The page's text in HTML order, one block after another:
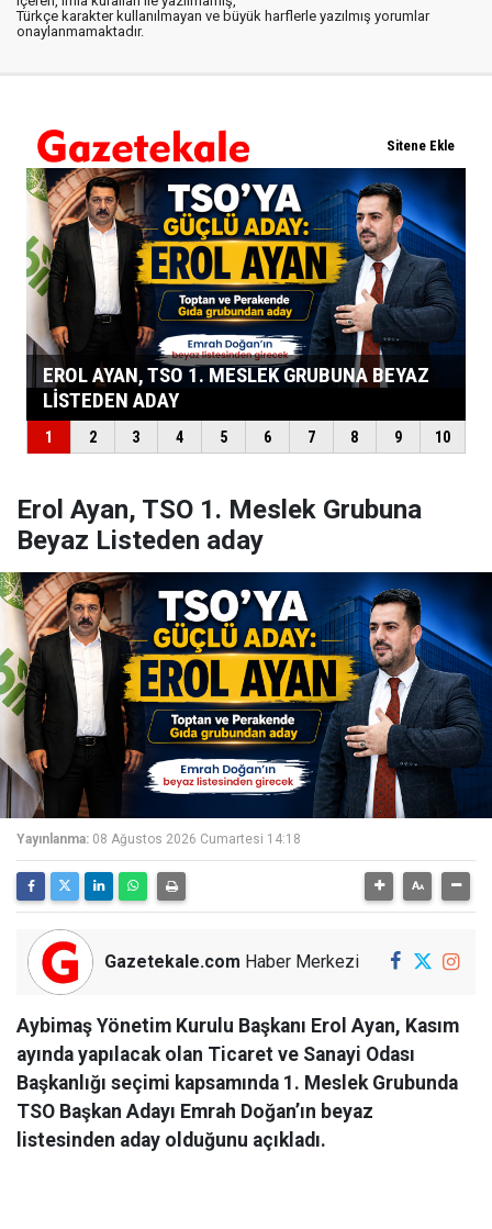
Türkçe karakter kullanılmayan ve büyük harflerle yazılmış yorumlar
onaylanmamaktadır.
Erol Ayan, TSO 1. Meslek Grubuna
Beyaz Listeden aday
Yayınlanma: 08 Ağustos 2026 Cumartesi 14:18
Gazetekale.com Haber Merkezi
Aybimaş Yönetim Kurulu Başkanı Erol Ayan, Kasım
ayında yapılacak olan Ticaret ve Sanayi Odası
Başkanlığı seçimi kapsamında 1. Meslek Grubunda
TSO Başkan Adayı Emrah Doğan’ın beyaz
listesinden aday olduğunu açıkladı.